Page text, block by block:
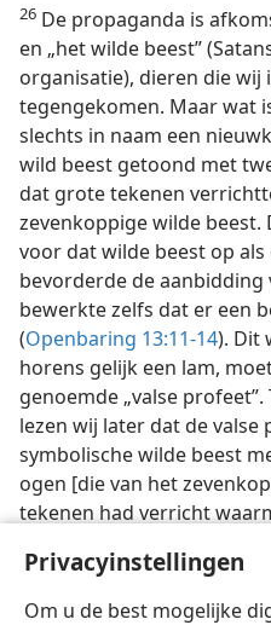
Privacyinstellingen
Om u de best mogelijke
26 De propaganda is
en „het wilde beest”
organisatie), dieren die wij
tegengekomen. Maar wat
slechts in naam een
wild beest getoond met
dat grote tekenen
zevenkoppige wilde
voor dat wilde beest op
bevorderde de aanbidding
bewerkte zelfs dat er een
(Openbaring 13:11-14). Dit
horens gelijk een lam,
genoemde „valse
lezen wij later dat de valse
symbolische wilde beest
ogen [die van het
tekenen had verricht
ontvangen en degenen die
beeld”. — Openbaring 19:20